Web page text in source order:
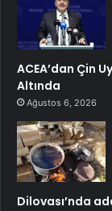
ACEA’dan Çin
Altında
Ağustos 6, 2026
Dilovası’nda